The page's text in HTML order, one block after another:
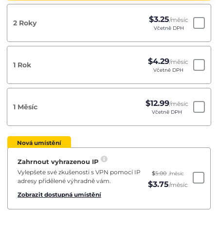
2 Roky $3.25/měsíc
Včetně DPH
1 Rok $4.29/měsíc
Včetně DPH
1 Měsíc $12.99/měsíc
Včetně DPH
Nová umístění
Zahrnout vyhrazenou IP
Vylepšete své zkušenosti s VPN pomocí IP
adresy přidělené výhradně vám.
Zobrazit dostupná umístění
$5.00 /měsíc
$3.75/měsíc